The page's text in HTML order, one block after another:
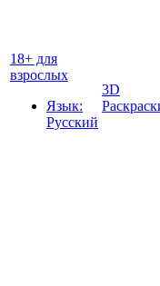
18+ для
взрослых
Язык:
Русский
3D